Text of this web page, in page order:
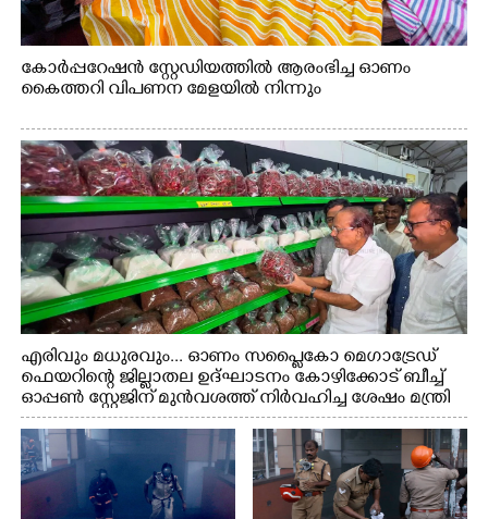
കോർപ്പറേഷൻ സ്റ്റേഡിയത്തിൽ ആരംഭിച്ച ഓണം
കൈത്തറി വിപണന മേളയിൽ നിന്നും
എരിവും മധുരവും... ഓണം സപ്ലൈകോ മെഗാട്രേഡ്
ഫെയറിന്റെ ജില്ലാതല ഉദ്ഘാടനം കോഴിക്കോട് ബീച്ച്
ഓപ്പണ്‍ സ്റ്റേജിന് മുന്‍വശത്ത് നിര്‍വഹിച്ച ശേഷം മന്ത്രി
പി.കെ.കുഞ്ഞാലിക്കുട്ടി സ്റ്റാളുകള്‍ സന്ദര്‍ശിക്കുന്നു..